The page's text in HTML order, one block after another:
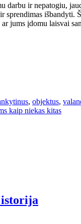
ir nepatogiu,
jums įdomu laisvai
, objektus,
kaip niekas kitas
istorija